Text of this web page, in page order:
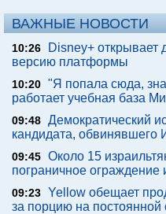
ВАЖНЫЕ НОВОСТИ
10:26
Disney+ открывает
версию платформы
10:20 "Я попала сюда,
работает учебная база
09:48 Демократический
кандидата, обвинявшего
09:45 Около 15
пограничное ограждение
09:23 Yellow обещает
за порцию на постоянной